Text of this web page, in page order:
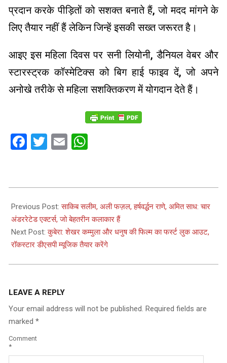
प्रदान करके पीड़ितों को सशक्त बनाते हैं, जो मदद मांगने के
लिए तैयार नहीं हैं लेकिन जिन्हें इसकी सख्त जरूरत है।
आइए इस महिला दिवस पर सनी लियोनी, डैनियल वेबर और
स्टारस्ट्रक कॉस्मेटिक्स को बिग हाई फाइव दें, जो अपने
अनोखे तरीके से महिला सशक्तिकरण में योगदान देते हैं।
Facebook
Twitter
Email
03-
09
Previous Post:साकिब सलीम, अली फज़ल, हर्षवर्द्धन राणे, अमित साध: चार
अंडररेटेड एक्टर्स, जो बेहतरीन कलाकार हैं
Next Post:कुबेरा: शेखर कम्मुला और धनुष की फिल्म का फर्स्ट लुक आउट,
रॉकस्टार डीएसपी म्यूजिक तैयार करेंगे
LEAVE A REPLY
Your email address will not be published. Required fields are
marked *
Comment
*